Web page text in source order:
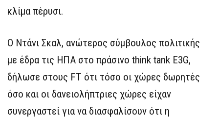
κλίμα πέρυσι.
Ο Ντάνι Σκαλ, ανώτερος σύμβουλος πολιτικής
με έδρα τις ΗΠΑ στο πράσινο think tank E3G,
δήλωσε στους FT ότι τόσο οι χώρες δωρητές
όσο και οι δανειολήπτριες χώρες είχαν
συνεργαστεί για να διασφαλίσουν ότι η